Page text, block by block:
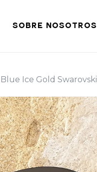
SOBRE NOSOTROS
Ice Gold Swarovski